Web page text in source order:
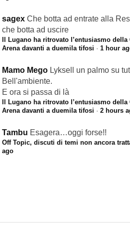
sagex Che botta ad entrate alla
che botta ad uscire
Il Lugano ha ritrovato l’entusiasmo della
Arena davanti a duemila tifosi · 1 hour
Mamo Mego Lyksell un palmo su
Bell'ambiente.
E ora si passa di là
Il Lugano ha ritrovato l’entusiasmo della
Arena davanti a duemila tifosi · 2 hours
Tambu Esagera…oggi forse!!
Off Topic, discuti di temi non ancora
ago